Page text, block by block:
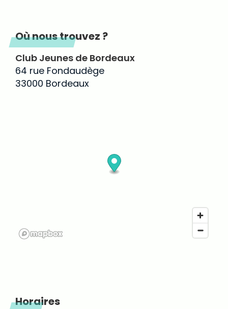
Où nous trouvez ?
Club Jeunes de Bordeaux
64 rue Fondaudège
33000 Bordeaux
Horaires